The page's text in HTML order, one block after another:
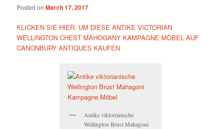
Posted onMarch 17, 2017
KLICKEN SIE HIER, UM DIESE ANTIKE VICTORIAN
WELLINGTON CHEST MAHOGANY KAMPAGNE MÖBEL AUF
CANONBURY ANTIQUES KAUFEN
Antike viktorianische
Wellington Brust Mahagoni